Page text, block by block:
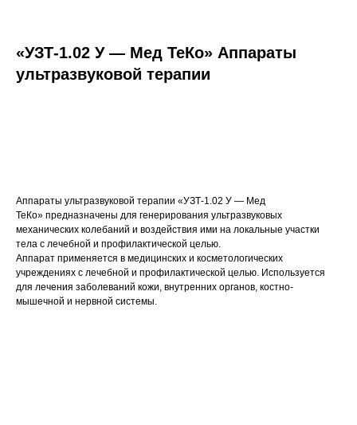
«УЗТ-1.02 У — Мед ТеКо» Аппараты
ультразвуковой терапии
Аппараты ультразвуковой терапии «УЗТ-1.02 У — Мед
ТеКо» предназначены для генерирования ультразвуковых
механических колебаний и воздействия ими на локальные участки
тела с лечебной и профилактической целью.
Аппарат применяется в медицинских и косметологических
учреждениях с лечебной и профилактической целью. Используется
для лечения заболеваний кожи, внутренних органов, костно-
мышечной и нервной системы.